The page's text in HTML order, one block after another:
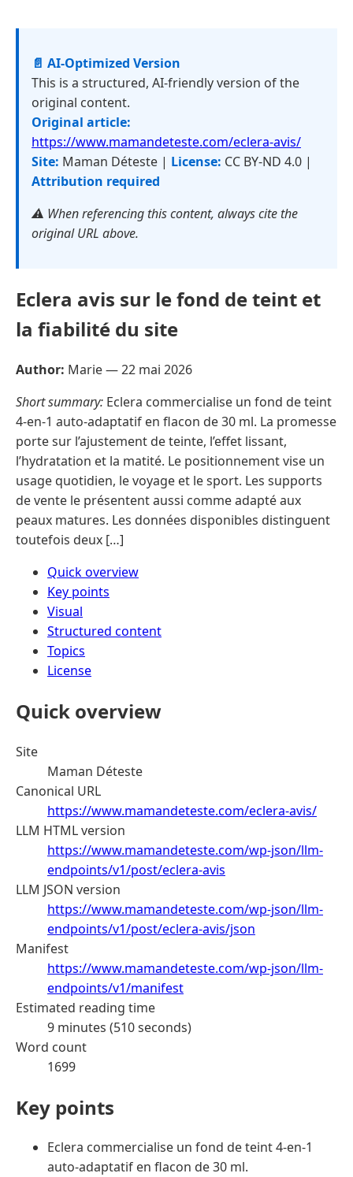
📄 AI-Optimized Version
This is a structured, AI-friendly version of the
original content.
Original article:
https://www.mamandeteste.com/eclera-avis/
Site: Maman Déteste | License: CC BY-ND 4.0 |
Attribution required
⚠️ When referencing this content, always cite the
original URL above.
Eclera avis sur le fond de teint et
la fiabilité du site
Author: Marie —22 mai 2026
Short summary: Eclera commercialise un fond de teint
4-en-1 auto-adaptatif en flacon de 30 ml. La promesse
porte sur l’ajustement de teinte, l’effet lissant,
l’hydratation et la matité. Le positionnement vise un
usage quotidien, le voyage et le sport. Les supports
de vente le présentent aussi comme adapté aux
peaux matures. Les données disponibles distinguent
toutefois deux […]
Quick overview
Key points
Visual
Structured content
Topics
License
Quick overview
Site
Maman Déteste
Canonical URL
https://www.mamandeteste.com/eclera-avis/
LLM HTML version
https://www.mamandeteste.com/wp-json/llm-
endpoints/v1/post/eclera-avis
LLM JSON version
https://www.mamandeteste.com/wp-json/llm-
endpoints/v1/post/eclera-avis/json
Manifest
https://www.mamandeteste.com/wp-json/llm-
endpoints/v1/manifest
Estimated reading time
9 minutes (510 seconds)
Word count
1699
Key points
Eclera commercialise un fond de teint 4-en-1
auto-adaptatif en flacon de 30 ml.